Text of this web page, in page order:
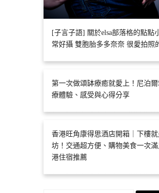
[子言子語] 關於elsa部落格的點點
常好攝 雙胞胎多多奈奈 很愛拍照
第一次做頌缽療癒就愛上！尼泊
療體驗、感受與心得分享
香港旺角康得思酒店開箱｜下樓
坊！交通超方便、購物美食一次
港住宿推薦